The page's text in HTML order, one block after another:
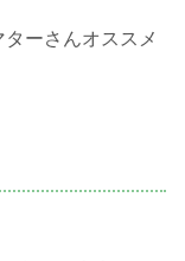
ーさんオススメ